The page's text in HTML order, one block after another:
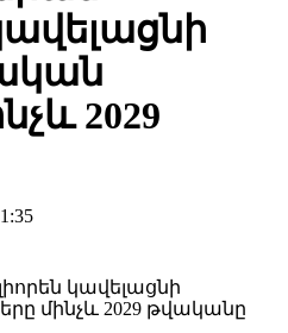
2029